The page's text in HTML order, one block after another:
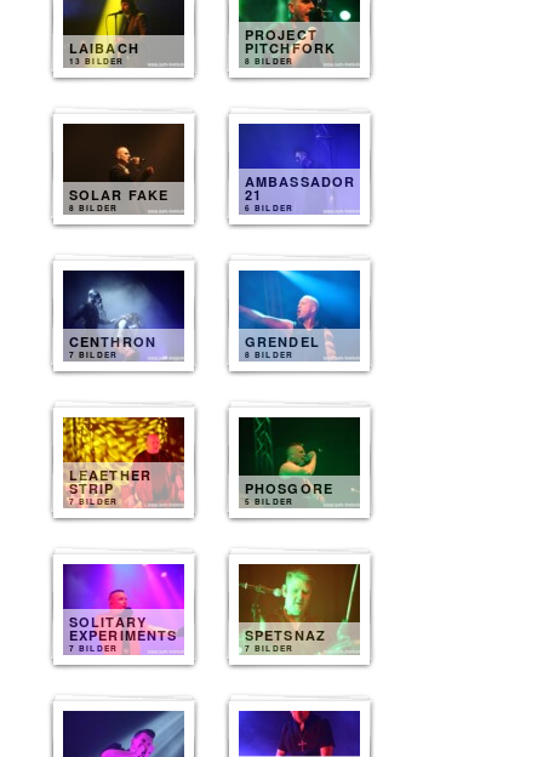
LAIBACH
13 BILDER
PROJECT
PITCHFORK
8 BILDER
SOLAR FAKE
8 BILDER
AMBASSADOR
21
6 BILDER
CENTHRON
7 BILDER
GRENDEL
8 BILDER
LEAETHER
STRIP
7 BILDER
PHOSGORE
5 BILDER
SOLITARY
EXPERIMENTS
7 BILDER
SPETSNAZ
7 BILDER